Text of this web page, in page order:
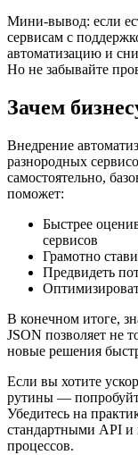
Мини-вывод: если
сервисам с
автоматизацию и
Но не забывайте
Зачем
Внедрение
разнородных
самостоятельно,
поможет:
Быстрее
сервисов
Грамотно
Предвидеть
В конечном итоге,
JSON позволяет не
новые решения
Если вы хотите
рутины —
Убедитесь на
стандартными API и
процессов.